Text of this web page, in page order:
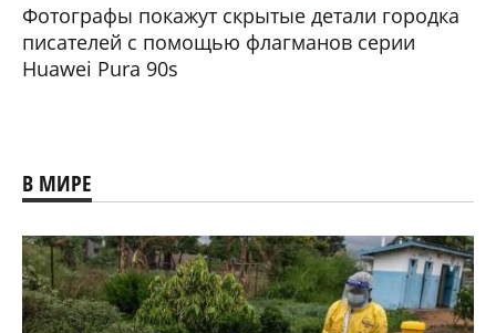
Фотографы покажут скрытые детали городка
писателей с помощью флагманов серии
Huawei Pura 90s
В МИРЕ